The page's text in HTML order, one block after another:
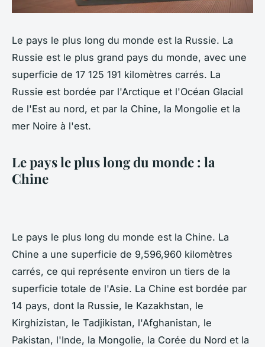
Le pays le plus long du monde est la Russie. La
Russie est le plus grand pays du monde, avec une
superficie de 17 125 191 kilomètres carrés. La
Russie est bordée par l'Arctique et l'Océan Glacial
de l'Est au nord, et par la Chine, la Mongolie et la
mer Noire à l'est.
Le pays le plus long du monde : la
Chine
Le pays le plus long du monde est la Chine. La
Chine a une superficie de 9,596,960 kilomètres
carrés, ce qui représente environ un tiers de la
superficie totale de l'Asie. La Chine est bordée par
14 pays, dont la Russie, le Kazakhstan, le
Kirghizistan, le Tadjikistan, l'Afghanistan, le
Pakistan, l'Inde, la Mongolie, la Corée du Nord et la